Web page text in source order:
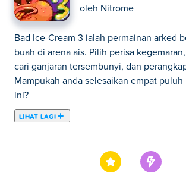
oleh Nitrome
Bad Ice-Cream 3 ialah permainan arked
buah di arena ais. Pilih perisa
cari ganjaran tersembunyi, dan
Mampukah anda selesaikan empat
ini?
LIHAT LAGI